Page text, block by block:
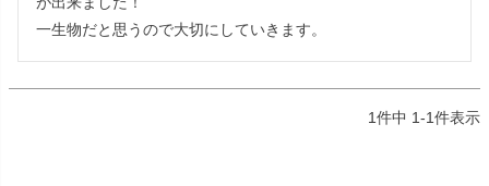
一生物だと思うので大切にしていきます。
1件中 1-1件表示